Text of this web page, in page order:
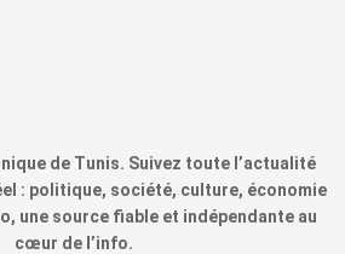
de Tunis. Suivez toute l’actualité
: politique, société, culture, économie
une source fiable et indépendante au
cœur de l’info.